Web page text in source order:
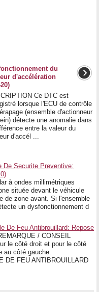
du
d'accélération
Ce DTC est
lorsque l'ECU de contrôle
(ensemble d'actionneur
détecte une anomalie dans
entre la valeur du
d'accél ...
De Securite Preventive:
à ondes millimétriques
située devant le véhicule
de zone avant. Si l'ensemble
un dysfonctionnement d
De Feu Antibrouillard: Repose
/ CONSEIL
le côté droit et pour le côté
au côté gauche.
DE FEU ANTIBROUILLARD